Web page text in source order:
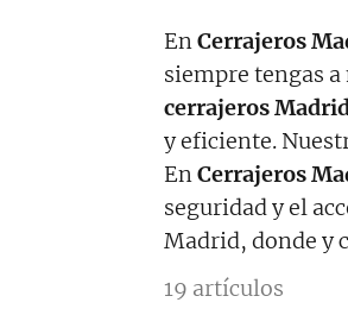
EnCerrajeros
siempre tengas
cerrajeros
y eficiente.
EnCerrajeros
seguridad y el
Madrid, donde y
19 artículos